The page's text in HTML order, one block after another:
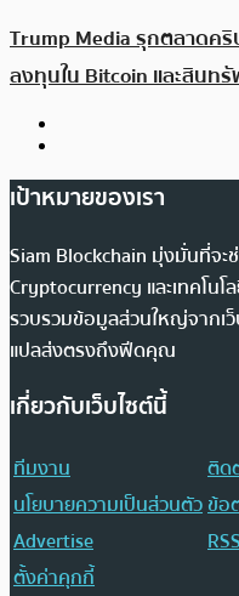
Trump Media รุกตลาดค
ลงทุนใน Bitcoin และสินท
เป้าหมายของเรา
Siam Blockchain มุ่งมั่นที่จะ
Cryptocurrency และเทคโน
รวบรวมข้อมูลส่วนใหญ่จากเว็
แปลส่งตรงถึงฟีดคุณ
เกี่ยวกับเว็บไซต์นี้
ทีมงาน
ติด
นโยบายความเป็นส่วนตัวข้อ
Advertise
ตั้งค่าคุกกี้